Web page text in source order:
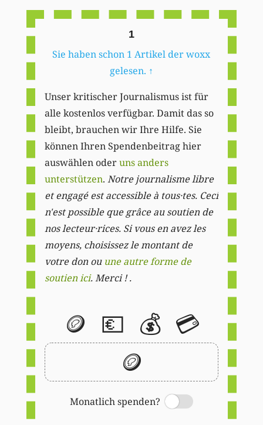
1
Sie haben schon 1 Artikel der woxx
gelesen. ↑
Unser kritischer Journalismus ist für
alle kostenlos verfügbar. Damit das so
bleibt, brauchen wir Ihre Hilfe. Sie
können Ihren Spendenbeitrag hier
auswählen oderuns anders
unterstützen. Notre journalisme libre
et engagé est accessible à tous·tes. Ceci
n'est possible que grâce au soutien de
nos lecteur·rices. Si vous en avez les
moyens, choisissez le montant de
votre don ou une autre forme de
soutien ici. Merci ! .
🪙 💶 💰 💳
🪙
Monatlich spenden?
Switch